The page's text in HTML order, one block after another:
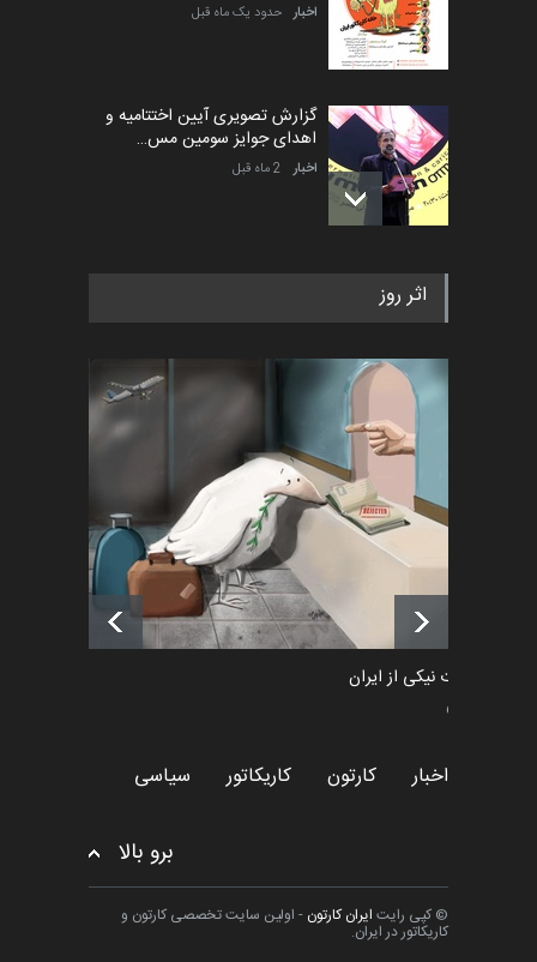
اخبار حدود یک ماه قبل
گزارش تصویری آیین اختتامیه و
اهدای جوایز سومین مس…
اخبار 2 ماه قبل
به یاد اردوغان باشول (۱۹۳۶–
اخبار 2 ماه قبل
رویداد کارگاهی کارتون و پوستر
«ایران سربلند» به ا…
اخبار 6 ماه قبل
فراخوان رویداد کارگاهی کارتون و
پوستر "ایران سربل…
اخبار 6 ماه قبل
اثر روز
طراوت نیکی از ایران
سیاسی
اخبار کارتون کاریکاتور سیاسی
برو بالا
© کپی رایت ایران کارتون - اولین سایت تخصصی کارتون و
کاریکاتور در ایران.